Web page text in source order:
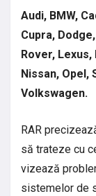
Audi, BMW,
Cupra,
Rover,
Nissan, Opel,
Volkswagen.
RAR
să trateze cu
vizează
sistemelor de